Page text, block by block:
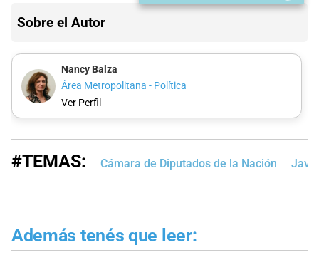
Sobre el Autor
Nancy Balza
Área Metropolitana - Política
Ver Perfil
#TEMAS: Cámara de Diputados de la Nación
Además tenés que leer: